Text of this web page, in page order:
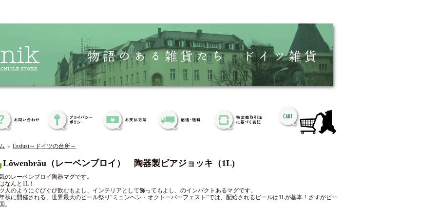
＞ Esslust～ドイツの台所～
Löwenbräu（レーベンブロイ） 陶器製ビアジョッキ（1L)
のレーベンブロイ陶器マグです。
なんと1L！
人のようにぐびぐび飲むもよし、インテリアとして飾ってもよし、のインパクトあるマグです。
秋に開催される、世界最大のビール祭り“ミュンヘン・オクトーバーフェスト”では、配給されるビールは1Lが基本！さすがビー
。